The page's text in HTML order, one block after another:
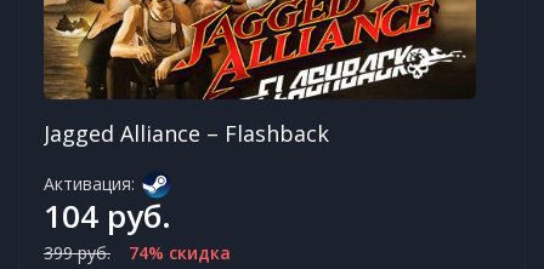
Jagged Alliance – Flashback
Активация:
104 руб.
399 руб. 74% скидка